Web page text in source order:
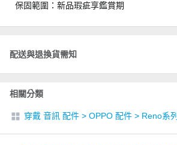
保固範圍：新品瑕疵享鑑賞期
配送與退換貨需知
相關分類
穿戴 音訊 配件 > OPPO 配件 > Reno系